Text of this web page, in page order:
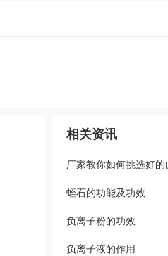
相关资讯
厂家教你如何挑选好
蛭石的功能及功效
负离子粉的功效
负离子液的作用